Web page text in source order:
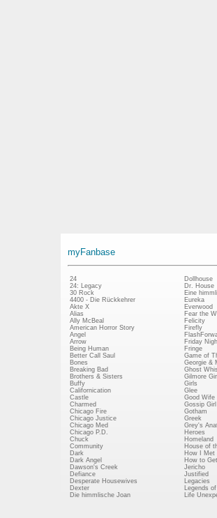
myFanbase
24
24: Legacy
30 Rock
4400 - Die Rückkehrer
Akte X
Alias
Ally McBeal
American Horror Story
Angel
Arrow
Being Human
Better Call Saul
Bones
Breaking Bad
Brothers & Sisters
Buffy
Californication
Castle
Charmed
Chicago Fire
Chicago Justice
Chicago Med
Chicago P.D.
Chuck
Community
Dark
Dark Angel
Dawson's Creek
Defiance
Desperate Housewives
Dexter
Die himmlische Joan
Dollhouse
Dr. House
Eine
Eureka
Everwood
Fear the
Felicity
Firefly
Friday
Fringe
Game of
Georgie &
Ghost
Gilmore
Girls
Glee
Good Wife
Gossip Girl
Gotham
Greek
Grey's
Heroes
Homeland
House of
How I Met
How to
Jericho
Justified
Legacies
Legends
Life